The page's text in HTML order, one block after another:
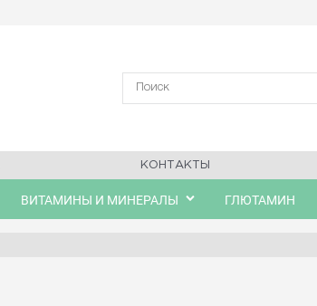
КОНТАКТЫ
ВИТАМИНЫ И МИНЕРАЛЫ ГЛЮТАМИН